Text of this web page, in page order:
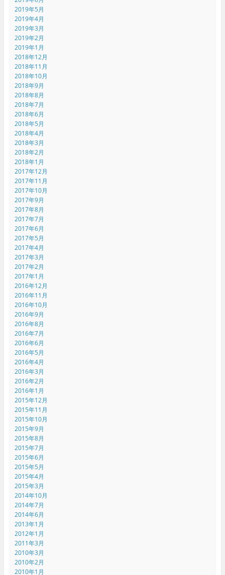
2019年5月
2019年4月
2019年3月
2019年2月
2019年1月
2018年12月
2018年11月
2018年10月
2018年9月
2018年8月
2018年7月
2018年6月
2018年5月
2018年4月
2018年3月
2018年2月
2018年1月
2017年12月
2017年11月
2017年10月
2017年9月
2017年8月
2017年7月
2017年6月
2017年5月
2017年4月
2017年3月
2017年2月
2017年1月
2016年12月
2016年11月
2016年10月
2016年9月
2016年8月
2016年7月
2016年6月
2016年5月
2016年4月
2016年3月
2016年2月
2016年1月
2015年12月
2015年11月
2015年10月
2015年9月
2015年8月
2015年7月
2015年6月
2015年5月
2015年4月
2015年3月
2014年10月
2014年7月
2014年6月
2013年1月
2012年1月
2011年3月
2010年3月
2010年2月
2010年1月